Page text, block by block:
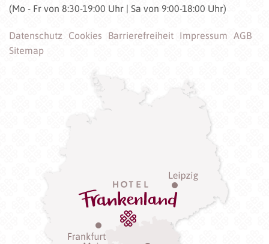
(Mo - Fr von 8:30-19:00 Uhr | Sa von 9:00-18:00 Uhr)
Datenschutz Cookies Barrierefreiheit Impressum
AGB
Sitemap